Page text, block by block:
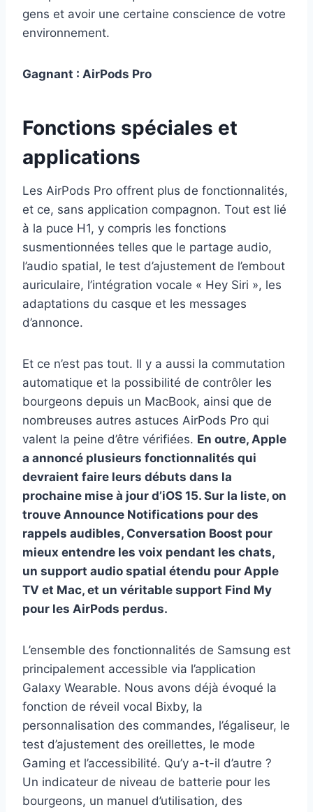
gens et avoir une certaine conscience de votre
environnement.
Gagnant : AirPods Pro
Fonctions spéciales et
applications
Les AirPods Pro offrent plus de fonctionnalités,
et ce, sans application compagnon. Tout est lié
à la puce H1, y compris les fonctions
susmentionnées telles que le partage audio,
l’audio spatial, le test d’ajustement de l’embout
auriculaire, l’intégration vocale « Hey Siri », les
adaptations du casque et les messages
d’annonce.
Et ce n’est pas tout. Il y a aussi la commutation
automatique et la possibilité de contrôler les
bourgeons depuis un MacBook, ainsi que de
nombreuses autres astuces AirPods Pro qui
valent la peine d’être vérifiées. En outre, Apple
a annoncé plusieurs fonctionnalités qui
devraient faire leurs débuts dans la
prochaine mise à jour d’iOS 15. Sur la liste, on
trouve Announce Notifications pour des
rappels audibles, Conversation Boost pour
mieux entendre les voix pendant les chats,
un support audio spatial étendu pour Apple
TV et Mac, et un véritable support Find My
pour les AirPods perdus.
L’ensemble des fonctionnalités de Samsung est
principalement accessible via l’application
Galaxy Wearable. Nous avons déjà évoqué la
fonction de réveil vocal Bixby, la
personnalisation des commandes, l’égaliseur, le
test d’ajustement des oreillettes, le mode
Gaming et l’accessibilité. Qu’y a-t-il d’autre ?
Un indicateur de niveau de batterie pour les
bourgeons, un manuel d’utilisation, des